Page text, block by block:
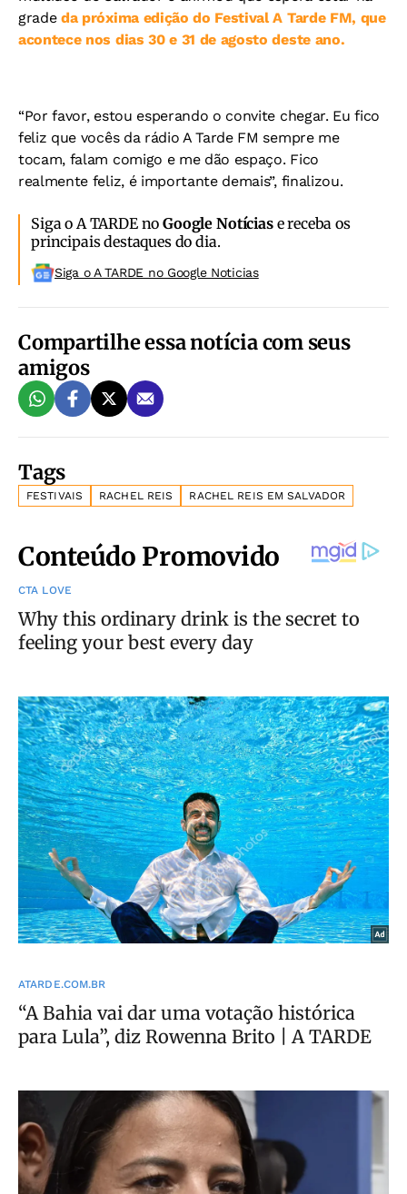
gradeda próxima edição do Festival A Tarde FM, que
acontece nos dias 30 e 31 de agosto deste ano.
“Por favor, estou esperando o convite chegar. Eu fico
feliz que vocês da rádio A Tarde FM sempre me
tocam, falam comigo e me dão espaço. Fico
realmente feliz, é importante demais”, finalizou.
Siga o A TARDE noGoogle Notíciase receba os
principais destaques do dia.
Siga o A TARDE no Google Noticias
Compartilhe essa notícia com seus
amigos
Tags
FESTIVAIS RACHEL REIS RACHEL REIS EM SALVADOR